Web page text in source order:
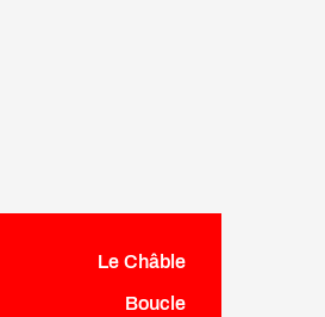
pratiques
Le Châble
Boucle